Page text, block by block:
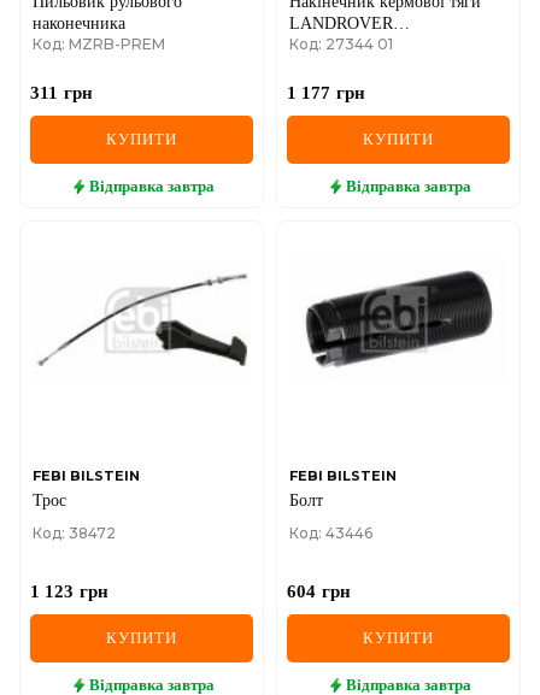
наконечника
Код: MZRB-PREM
311 грн
КУПИТИ
Відправка завтра
LANDROVER
Defender/Discovery
&amp;quot;90&amp;gt;&amp;gt;
Код: 27344 01
1 177 грн
КУПИТИ
Відправка завтра
FEBI BILSTEIN
Трос
Код: 38472
1 123 грн
КУПИТИ
Відправка завтра
FEBI BILSTEIN
Болт
Код: 43446
604 грн
КУПИТИ
Відправка завтра